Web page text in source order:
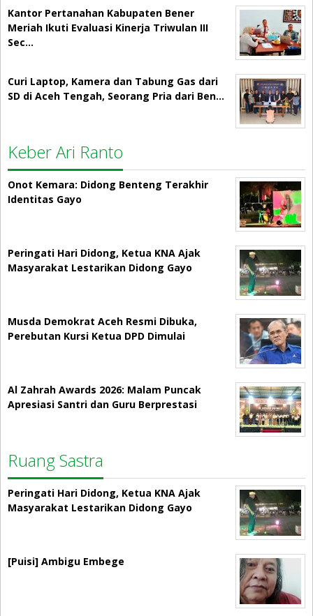
Kantor Pertanahan Kabupaten Bener
Meriah Ikuti Evaluasi Kinerja Triwulan III
Sec…
Curi Laptop, Kamera dan Tabung Gas dari
SD di Aceh Tengah, Seorang Pria dari Ben…
Keber Ari Ranto
Onot Kemara: Didong Benteng Terakhir
Identitas Gayo
Peringati Hari Didong, Ketua KNA Ajak
Masyarakat Lestarikan Didong Gayo
Musda Demokrat Aceh Resmi Dibuka,
Perebutan Kursi Ketua DPD Dimulai
Al Zahrah Awards 2026: Malam Puncak
Apresiasi Santri dan Guru Berprestasi
Ruang Sastra
Peringati Hari Didong, Ketua KNA Ajak
Masyarakat Lestarikan Didong Gayo
[Puisi] Ambigu Embege